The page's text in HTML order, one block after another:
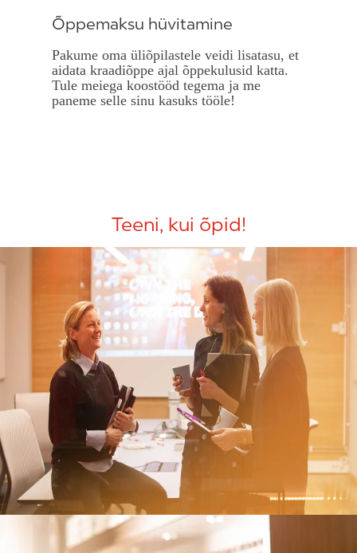
Õppemaksu hüvitamine
Pakume oma üliõpilastele veidi lisatasu, et
aidata kraadiõppe ajal õppekulusid katta.
Tule meiega koostööd tegema ja me
paneme selle sinu kasuks tööle!
Teeni, kui õpid!